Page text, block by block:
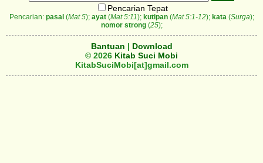
Pencarian Tepat
Pencarian: pasal (Mat 5); ayat(Mat 5:11); kutipan(Mat 5:1-12); kata(Surga);
nomor strong(25);
Bantuan | Download
© 2026 Kitab Suci Mobi
KitabSuciMobi[at]gmail.com